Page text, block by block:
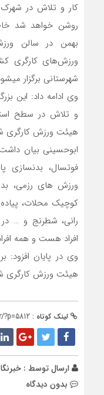
کار و تلاش در
بهمن در سالن
ورزش‌های کارگری
شهرستانی برگزار
وی ادامه داد: این
هیئت ورزش کارگری
فوتسال، بدنسازی
ورزش های رزمی،
کوچیک محلات،
رانی، شطرنج و … در
افراد هست و همه
وی در پایان افزود:
هیئت ورزش کارگری
لینک کوتاه :
ارسال توسط :
بدون دیدگاه